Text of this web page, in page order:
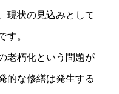
現状の見込みとして
す。
老朽化という問題が
的な修繕は発生する